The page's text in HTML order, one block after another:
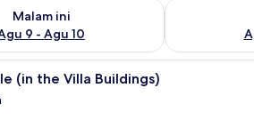
Malam ini
9 - Agu 10
untuk malam ini Agu 9 - Agu 10
Periksa
Minibar, brankas, meja kerja,
(in the Villa Buildings)